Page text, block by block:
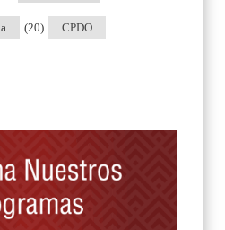
CPDO
(20)